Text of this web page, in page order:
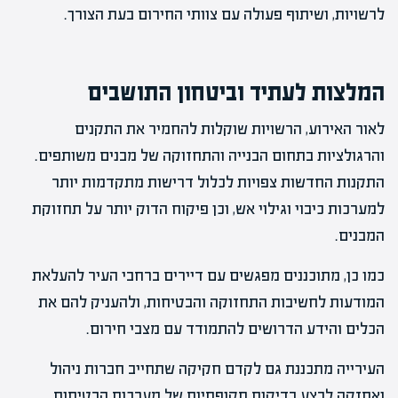
לרשויות, ושיתוף פעולה עם צוותי החירום בעת הצורך.
המלצות לעתיד וביטחון התושבים
לאור האירוע, הרשויות שוקלות להחמיר את התקנים
והרגולציות בתחום הבנייה והתחזוקה של מבנים משותפים.
התקנות החדשות צפויות לכלול דרישות מתקדמות יותר
למערכות כיבוי וגילוי אש, וכן פיקוח הדוק יותר על תחזוקת
המבנים.
כמו כן, מתוכננים מפגשים עם דיירים ברחבי העיר להעלאת
המודעות לחשיבות התחזוקה והבטיחות, ולהעניק להם את
הכלים והידע הדרושים להתמודד עם מצבי חירום.
העירייה מתכננת גם לקדם חקיקה שתחייב חברות ניהול